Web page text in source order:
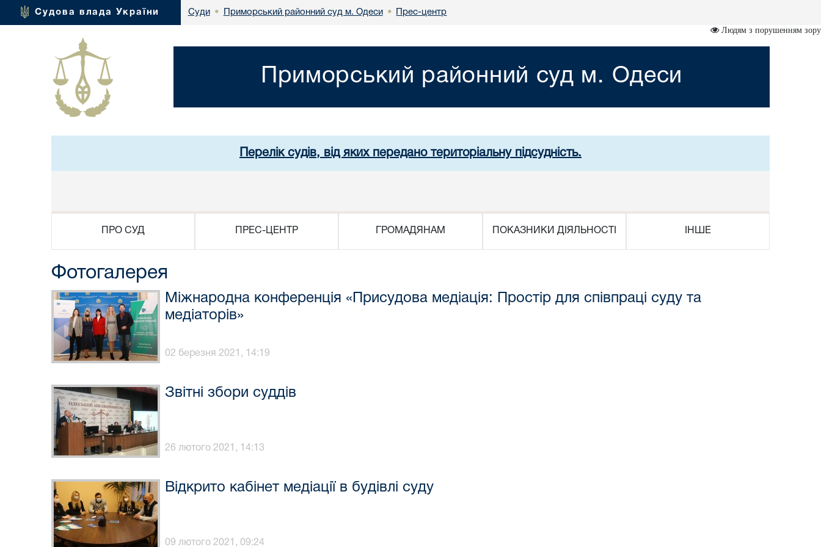
Судова влада України Суди • Приморський районний суд м. Одеси • Прес-центр
Людям з порушенням зору
Приморський районний суд м. Одеси
Перелік судів, від яких передано територіальну підсудність.
ПРО СУД ПРЕС-ЦЕНТР ГРОМАДЯНАМ ПОКАЗНИКИ ДІЯЛЬНОСТІ ІНШЕ
Фотогалерея
Міжнародна конференція «Присудова медіація: Простір для співпраці суду та
медіаторів»
02 березня 2021, 14:19
Звітні збори суддів
26 лютого 2021, 14:13
Відкрито кабінет медіації в будівлі суду
09 лютого 2021, 09:24